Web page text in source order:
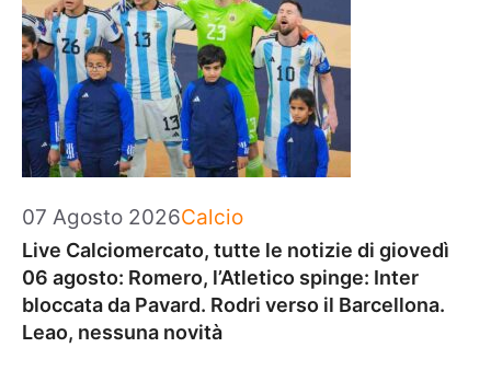
07 Agosto 2026Categorie
Calcio
Live Calciomercato, tutte le notizie di giovedì
06 agosto: Romero, l’Atletico spinge: Inter
bloccata da Pavard. Rodri verso il Barcellona.
Leao, nessuna novità